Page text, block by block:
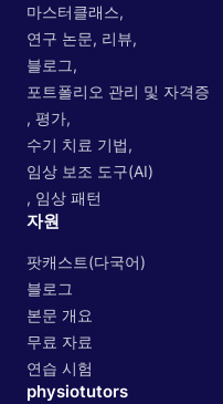
마스터클래스,
연구 논문, 리뷰,
블로그,
포트폴리오 관리 및 자격증
, 평가,
수기 치료 기법,
임상 보조 도구(AI)
, 임상 패턴
자원
팟캐스트(다국어)
블로그
본문 개요
무료 자료
연습 시험
physiotutors